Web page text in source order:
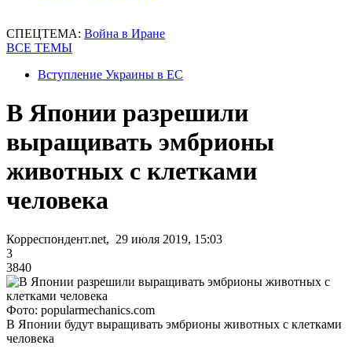
СПЕЦТЕМА: Война в Иране
ВСЕ ТЕМЫ
Вступление Украины в ЕС
В Японии разрешили
выращивать эмбрионы
животных с клетками
человека
Корреспондент.net, 29 июля 2019, 15:03
3
3840
Фото: popularmechanics.com
В Японии будут выращивать эмбрионы животных с клетками
человека